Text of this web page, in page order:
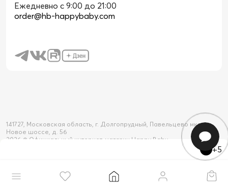
+5
Ежедневно с 9:00 до 21:00
order@hb-happybaby.com
141727, Московская область, г. Долгопрудный, Павельцево мкр-н,
Новое шоссе, д. 56
2026 © Официальный интернет-магазин Happy Baby